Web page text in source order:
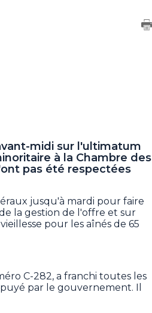
midi sur l'ultimatum
à la Chambre des
pas été respectées
jusqu'à mardi pour faire
la gestion de l'offre et sur
pour les aînés de 65
C-282, a franchi toutes les
par le gouvernement. Il